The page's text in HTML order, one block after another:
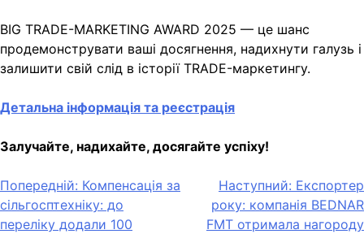
BIG TRADE-MARKETING AWARD 2025 — це шанс
продемонструвати ваші досягнення, надихнути галузь і
залишити свій слід в історії TRADE-маркетингу.
Детальна інформація та реєстрація
Залучайте, надихайте, досягайте успіху!
Навігація
записів
Попередній: Компенсація за
сільгосптехніку: до
переліку додали 100
Наступний: Експортер
року: компанія BEDNAR
FMT отримала нагороду